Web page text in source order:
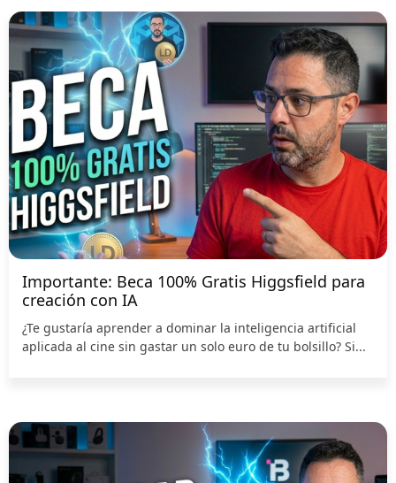
Importante: Beca 100% Gratis Higgsfield para
creación con IA
¿Te gustaría aprender a dominar la inteligencia artificial
aplicada al cine sin gastar un solo euro de tu bolsillo? Si...